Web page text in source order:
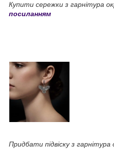
Купити сережки з гарнітура
посиланням
Придбати підвіску з